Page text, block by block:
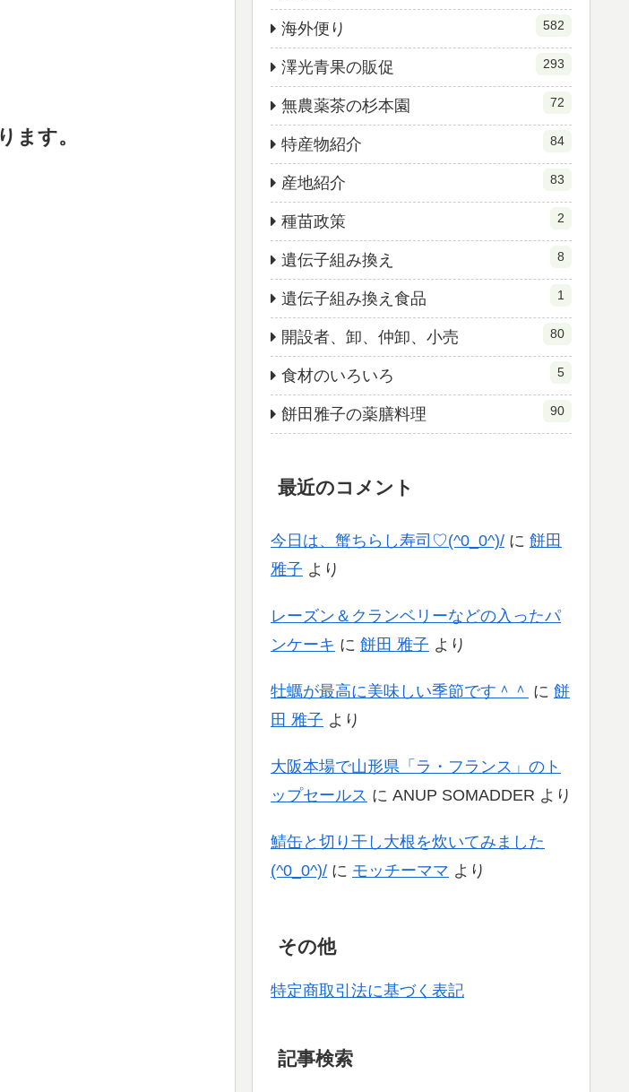
ます。
海外便り 582
澤光青果の販促 293
無農薬茶の杉本園 72
特産物紹介 84
産地紹介 83
種苗政策 2
遺伝子組み換え 8
遺伝子組み換え食品 1
開設者、卸、仲卸、小売 80
食材のいろいろ 5
餅田雅子の薬膳料理 90
最近のコメント
今日は、蟹ちらし寿司♡(^0_0^)/ に 餅田
雅子 より
レーズン＆クランベリーなどの入ったパ
ンケーキ に 餅田 雅子 より
牡蠣が最高に美味しい季節です＾＾ に 餅
田 雅子 より
大阪本場で山形県「ラ・フランス」のト
ップセールス に ANUP SOMADDER より
鯖缶と切り干し大根を炊いてみました
(^0_0^)/ に モッチーママ より
その他
特定商取引法に基づく表記
記事検索